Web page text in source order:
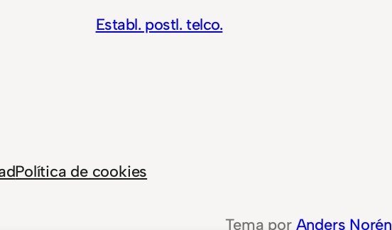
Establ. postl. telco.
Política de cookies
Tema por Anders Norén